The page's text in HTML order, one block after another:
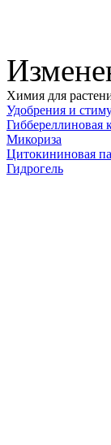
Химия для
Удобрения и
Гиббереллиновая
Микориза
Цитокининовая
Гидрогель